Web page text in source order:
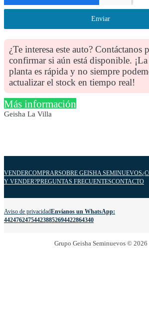
Enviar
¿Te interesa este auto? Contáctanos
confirmar si aún está disponible.
planta es rápida y no siempre
actualizar el stock en tiempo real!
Más información
Geisha La Villa
VENDERCOMPRARSOBRE GEISHA SEMINUEVOS
Y VENDER?PREGUNTAS FRECUENTESCONTACTO
Aviso de privacidadEnvíanos un WhatsApp:
442476247544238852694422864340
Grupo Geisha Seminuevos © 2026